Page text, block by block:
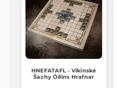
HNEFATAFL - Vikinské
Šachy Óðins Hrafnar